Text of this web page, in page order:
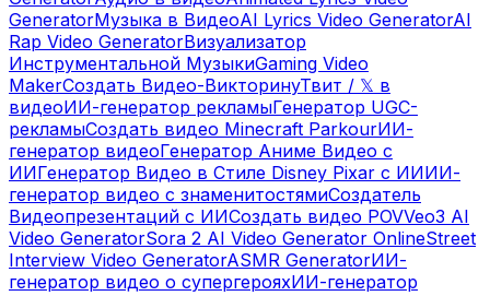
GeneratorМузыка в ВидеоAI Lyrics Video GeneratorAI
Rap Video GeneratorВизуализатор
Инструментальной МузыкиGaming Video
MakerСоздать Видео-ВикторинуТвит / 𝕏 в
видеоИИ-генератор рекламыГенератор UGC-
рекламыСоздать видео Minecraft ParkourИИ-
генератор видеоГенератор Аниме Видео с
ИИГенератор Видео в Стиле Disney Pixar с ИИИИ-
генератор видео с знаменитостямиСоздатель
Видеопрезентаций с ИИСоздать видео POVVeo3 AI
Video GeneratorSora 2 AI Video Generator OnlineStreet
Interview Video GeneratorASMR GeneratorИИ-
генератор видео о супергерояхИИ-генератор